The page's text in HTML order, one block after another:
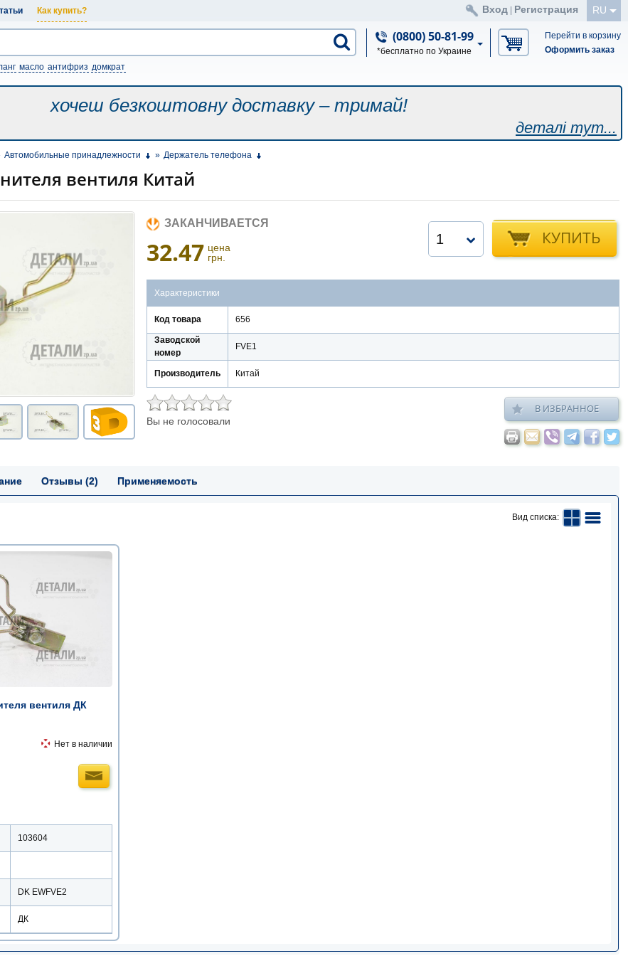
Как купить? RU
Вход Регистрация
(0800) 50-81-99
*бесплатно по Украине
Перейти в корзину
Оформить заказ
масло антифриз домкрат
хочеш безкоштовну доставку – тримай!
деталі тут...
Автомобильные принадлежности » Держатель телефона
вентиля Китай
ЗАКАНЧИВАЕТСЯ
32.47 цена
грн.
КУПИТЬ
1
Характеристики
Код товара 656
Заводской
номер
FVE1
Производитель Китай
Вы не голосовали
В ИЗБРАННОЕ
Отзывы (2) Применяемость
Вид списка:
вентиля ДК
Нет в наличии
103604
DK EWFVE2
ДК